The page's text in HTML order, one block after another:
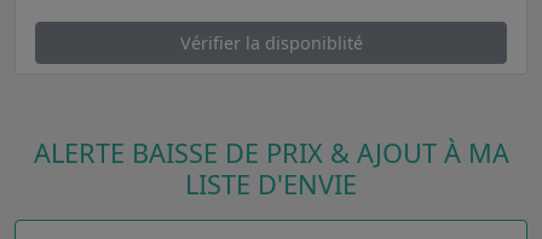
Vérifier la disponiblité
ALERTE BAISSE DE PRIX & AJOUT À MA
LISTE D'ENVIE